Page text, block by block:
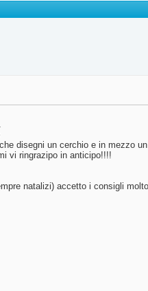
disegni un cerchio e in mezzo
vi ringrazipo in anticipo!!!!
natalizi) accetto i consigli